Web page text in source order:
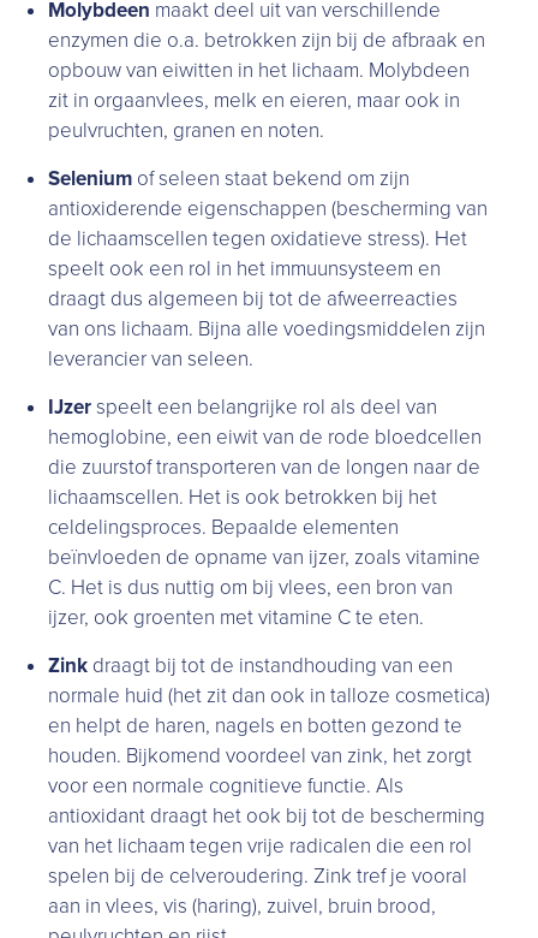
Molybdeen maakt deel uit van verschillende
enzymen die o.a. betrokken zijn bij de afbraak en
opbouw van eiwitten in het lichaam. Molybdeen
zit in orgaanvlees, melk en eieren, maar ook in
peulvruchten, granen en noten.
Selenium of seleen staat bekend om zijn
antioxiderende eigenschappen (bescherming van
de lichaamscellen tegen oxidatieve stress). Het
speelt ook een rol in het immuunsysteem en
draagt dus algemeen bij tot de afweerreacties
van ons lichaam. Bijna alle voedingsmiddelen zijn
leverancier van seleen.
IJzerspeelt een belangrijke rol als deel van
hemoglobine, een eiwit van de rode bloedcellen
die zuurstof transporteren van de longen naar de
lichaamscellen. Het is ook betrokken bij het
celdelingsproces. Bepaalde elementen
beïnvloeden de opname van ijzer, zoals vitamine
C. Het is dus nuttig om bij vlees, een bron van
ijzer, ook groenten met vitamine C te eten.
Zink draagt bij tot de instandhouding van een
normale huid (het zit dan ook in talloze cosmetica)
en helpt de haren, nagels en botten gezond te
houden. Bijkomend voordeel van zink, het zorgt
voor een normale cognitieve functie. Als
antioxidant draagt het ook bij tot de bescherming
van het lichaam tegen vrije radicalen die een rol
spelen bij de celveroudering. Zink tref je vooral
aan in vlees, vis (haring), zuivel, bruin brood,